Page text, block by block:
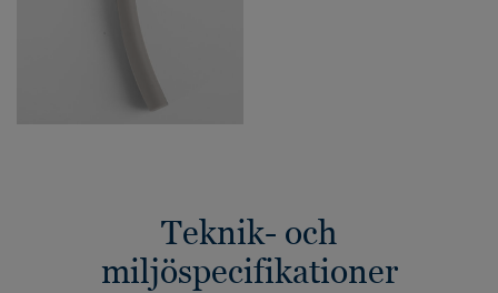
Teknik- och
miljöspecifikationer